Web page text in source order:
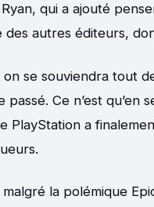
qui a ajouté
autres éditeurs,
se souviendra tout
Ce n’est qu’en
PlayStation a
la polémique